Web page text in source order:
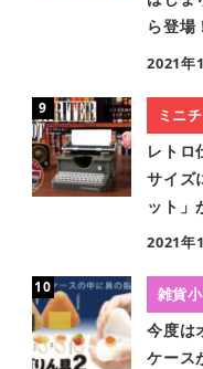
ら登場
2021年
ミニ
レトロ
サイズ
ット」
2021年
雑貨
今度は
ケース